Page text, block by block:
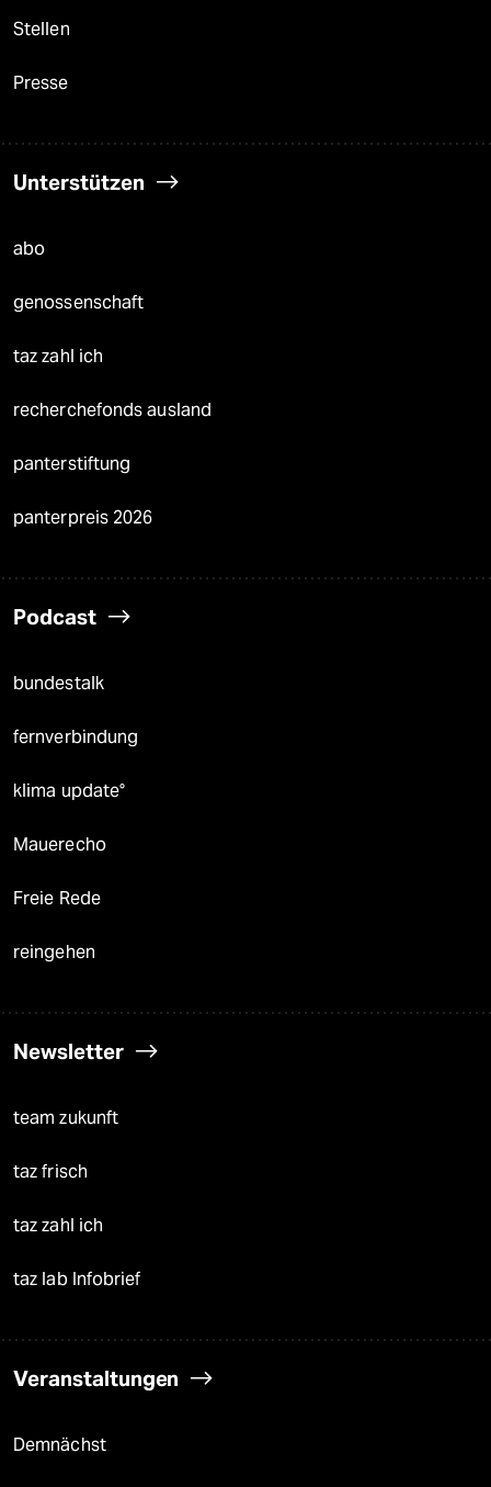
Stellen
Presse
Unterstützen
abo
genossenschaft
taz zahl ich
recherchefonds ausland
panterstiftung
panterpreis 2026
Podcast
bundestalk
fernverbindung
klima update°
Mauerecho
Freie Rede
reingehen
Newsletter
team zukunft
taz frisch
taz zahl ich
taz lab Infobrief
Veranstaltungen
Demnächst